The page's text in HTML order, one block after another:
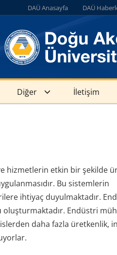
DAÜ Anasayfa DAÜ
Diğer İletişim
hizmetlerin etkin bir şekilde
Bu sistemlerin
ihtiyaç duyulmaktadır.
Endüstri
daha fazla üretkenlik,